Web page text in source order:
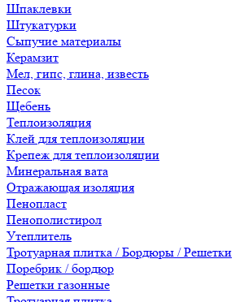
Шпаклевки
Штукатурки
Сыпучие материалы
Керамзит
Мел, гипс, глина, известь
Песок
Щебень
Теплоизоляция
Клей для теплоизоляции
Крепеж для теплоизоляции
Минеральная вата
Отражающая изоляция
Пенопласт
Пенополистирол
Утеплитель
Тротуарная плитка / Бордюры / Решетки
Поребрик / бордюр
Решетки газонные